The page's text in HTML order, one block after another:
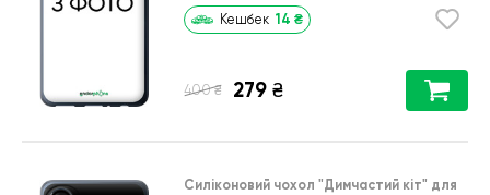
Кешбек 14 ₴
400 ₴ 279 ₴
Силіконовий чохол "Димчастий кіт" для